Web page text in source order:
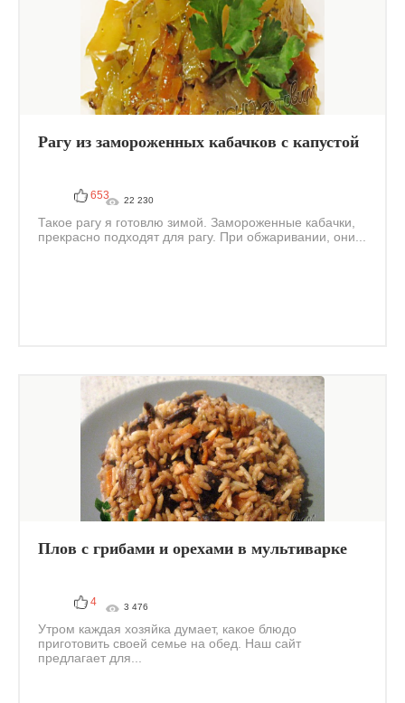
Рагу из замороженных кабачков с капустой
653 22 230
Такое рагу я готовлю зимой. Замороженные кабачки,
прекрасно подходят для рагу. При обжаривании, они...
Плов с грибами и орехами в мультиварке
4 3 476
Утром каждая хозяйка думает, какое блюдо
приготовить своей семье на обед. Наш сайт
предлагает для...